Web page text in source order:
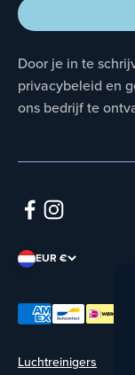
Door je in te
privacybeleid en
ons bedrijf te
EUR €
Luchtreinigers